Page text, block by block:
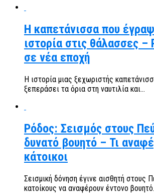
Η καπετάνισσα που
ιστορία στις θάλασσες –
σε νέα εποχή
Η ιστορία μιας ξεχωριστής
ξεπεράσει τα όρια στη ναυτιλία και...
Ρόδος: Σεισμός στους
δυνατό βουητό – Τι
κάτοικοι
Σεισμική δόνηση έγινε αισθητή στους
κατοίκους να αναφέρουν έντονο